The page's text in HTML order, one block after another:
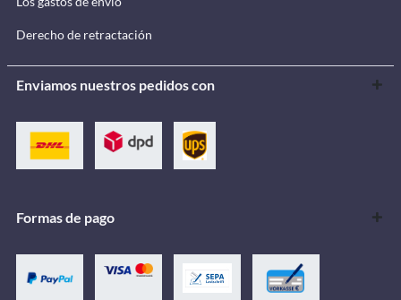
Derecho de retractación
Enviamos nuestros pedidos con
Formas de pago